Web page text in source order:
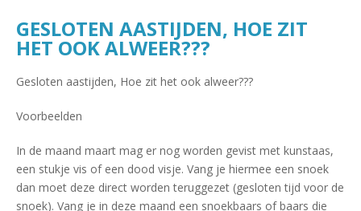
GESLOTEN AASTIJDEN, HOE ZIT
HET OOK ALWEER???
Gesloten aastijden, Hoe zit het ook alweer???
Voorbeelden
In de maand maart mag er nog worden gevist met kunstaas,
een stukje vis of een dood visje. Vang je hiermee een snoek
dan moet deze direct worden teruggezet (gesloten tijd voor de
snoek). Vang je in deze maand een snoekbaars of baars die